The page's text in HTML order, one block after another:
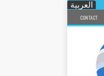
العربية
CONTACT